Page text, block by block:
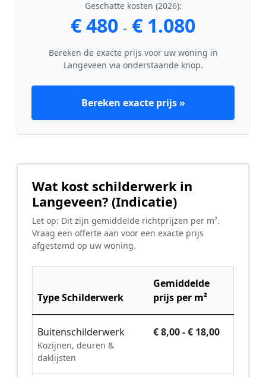
Geschatte kosten (2026):
€ 480 - € 1.080
Bereken de exacte prijs voor uw woning in
Langeveen via onderstaande knop.
Bereken exacte prijs »
Wat kost schilderwerk in
Langeveen? (Indicatie)
Let op: Dit zijn gemiddelde richtprijzen per m².
Vraag een offerte aan voor een exacte prijs
afgestemd op uw woning.
Type Schilderwerk
Gemiddelde
prijs per m²
Buitenschilderwerk
Kozijnen, deuren &
daklijsten
€ 8,00 - € 18,00